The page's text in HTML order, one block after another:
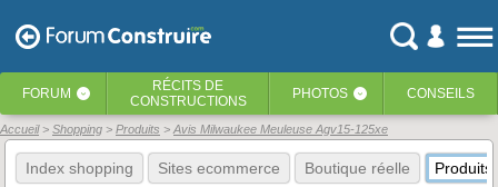
FORUM ‹ RÉCITS DE
CONSTRUCTIONS
PHOTOS ‹ CONSEILS
Accueil Shopping Produits Avis Milwaukee Meuleuse Agv15-125xe
Index shopping Sites ecommerce Boutique réelle Produits